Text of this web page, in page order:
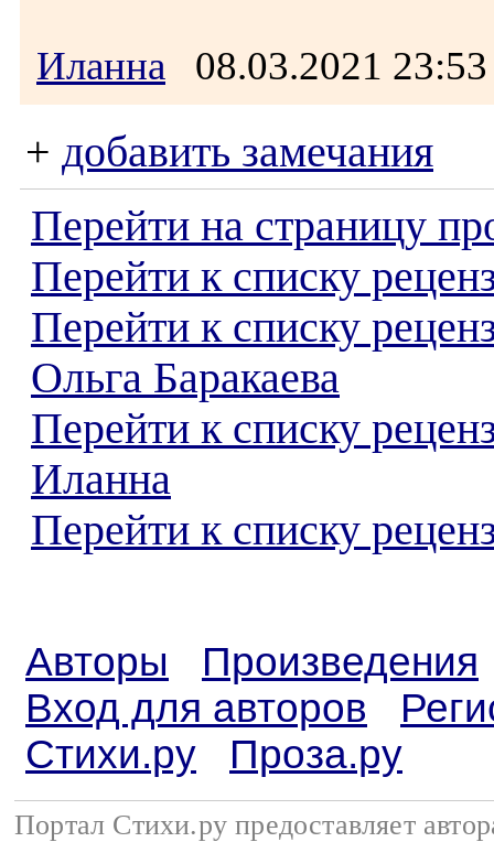
Иланна 08.03.2021
+ добавить замечания
Перейти на страницу
Перейти к списку
Перейти к списку
Ольга Баракаева
Перейти к списку
Иланна
Перейти к списку
Авторы
Произведения
Вход для авторов
Стихи.ру
Проза.ру
Портал Стихи.ру предоставляет